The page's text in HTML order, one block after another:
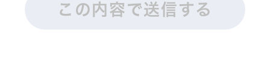
この内容で送信する